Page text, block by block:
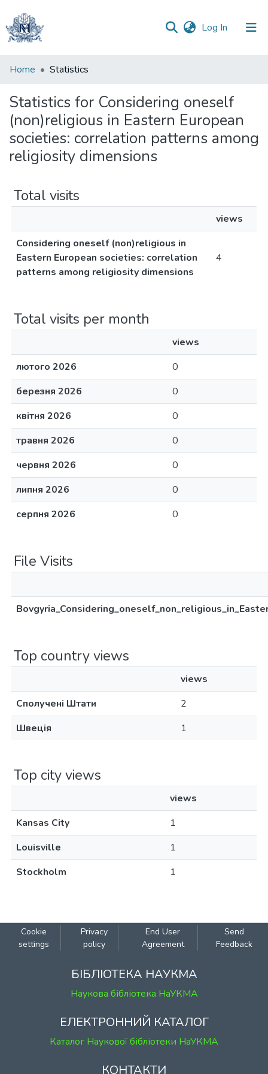
Log In (current)
Communities
Collections
All of DSpace
Home Statistics
Statistics for Considering oneself
(non)religious in Eastern European
societies: correlation patterns among
religiosity dimensions
Total visits
views
Considering oneself (non)religious in
Eastern European societies: correlation
patterns among religiosity dimensions
4
Total visits per month
views
лютого 2026
0
березня 2026
0
квітня 2026
0
травня 2026
0
червня 2026
0
липня 2026
0
серпня 2026
0
File Visits
Top country views
views
Сполучені Штати
2
Швеція
1
Top city views
views
Kansas City
1
Louisville
1
Stockholm
1
Cookie
settings
Privacy
policy
End User
Agreement
Send
Feedback
БІБЛІОТЕКА НАУКМА
Наукова бібліотека НаУКМА
ЕЛЕКТРОННИЙ КАТАЛОГ
Каталог Наукової бібліотеки НаУКМА
КОНТАКТИ